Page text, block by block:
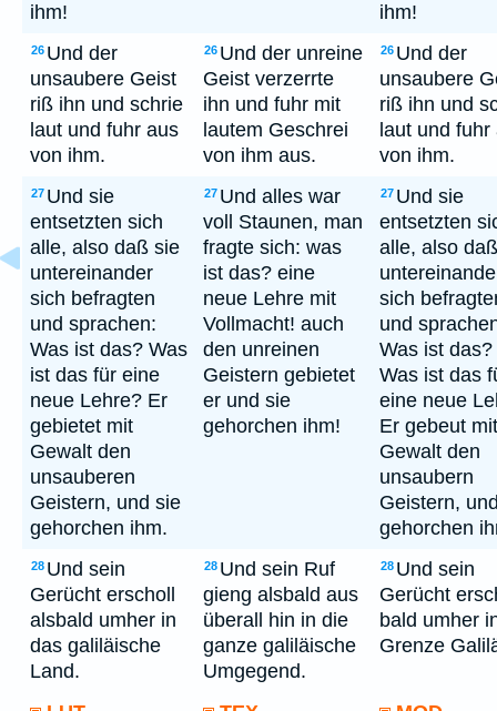
ihm!
ihm!
26 Und der
unsaubere Geist
riß ihn und schrie
laut und fuhr aus
von ihm.
26 Und der unreine
Geist verzerrte
ihn und fuhr mit
lautem Geschrei
von ihm aus.
26 Und der
unsaubere
riß ihn und
laut und fuhr
von ihm.
27 Und sie
entsetzten sich
alle, also daß sie
untereinander
sich befragten
und sprachen:
Was ist das? Was
ist das für eine
neue Lehre? Er
gebietet mit
Gewalt den
unsauberen
Geistern, und sie
gehorchen ihm.
27 Und alles war
voll Staunen, man
fragte sich: was
ist das? eine
neue Lehre mit
Vollmacht! auch
den unreinen
Geistern gebietet
er und sie
gehorchen ihm!
27 Und sie
entsetzten
alle, also
sich
und
Was ist das?
Was ist das
eine neue
Er gebeut mit
Gewalt den
unsaubern
Geistern,
gehorchen
28 Und sein
Gerücht erscholl
alsbald umher in
das galiläische
Land.
28 Und sein Ruf
gieng alsbald aus
überall hin in die
ganze galiläische
Umgegend.
28 Und sein
Gerücht
bald umher
Grenze